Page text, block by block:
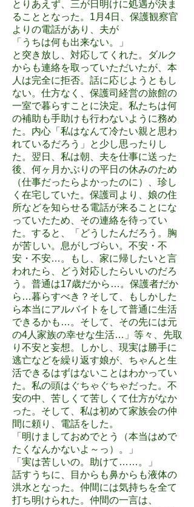
とりあえず、三が日明けに処遇が決ま
ることとなった。1月4日、保護観察官
よりの電話があり、夫が
「うちは何も出来ない。」
と突き放し、対応してくれた。ダルク
からも連絡を取っていただいたが、本
人は完全に拒否。話に応じようともし
ない。仕方なく、保護司経営の旅館の
一室で暮らすことに決定。私たちは何
の補助も手助けも行わないように務め
た。内心「私はなんて冷たい親と思わ
れているだろう」と少し思ったりし
た。翌日、私は朝、夫を仕事に送った
後、何ヶ月かぶりの平日の休みのため
（仕事だったらよかったのに）、珍し
く在宅していた。保護司より、娘の住
所などを知らせる電話が来ることにな
っていたため、その連絡を待ってい
た。すると、「どうしたんだろう。胸
が苦しい。息がしづらい。不安・不
安・不安…。もし、家に帰したいと言
われたら、どう対応したらいいのだろ
う。普通は17歳だから…。保護者だか
ら…暮らすべき？そして、もしかした
ら本当にアルバイトをして普通に生活
できるかも…。そして、その先には元
の4人家族の幸せな生活…」等々、先取
り不安と妄想。しかし、現実は勝手に
逃亡などを繰り返す娘が、ちゃんと生
活できるはずはないことはわかってい
た。私の頭はぐちゃぐちゃだった。不
安の中、苦しくて苦しくて仕方がなか
った。そして、私は初めて家族会の仲
間に頼り、電話をした。
「明けましておめでとう（本当はめで
たくなんかないよ～っ）。」
「実は苦しいの。助けて……。」
話すうちに、目からも鼻からも液体の
洪水となった。仲間には気持ちを全て
打ち明けられた。仲間の一言は、